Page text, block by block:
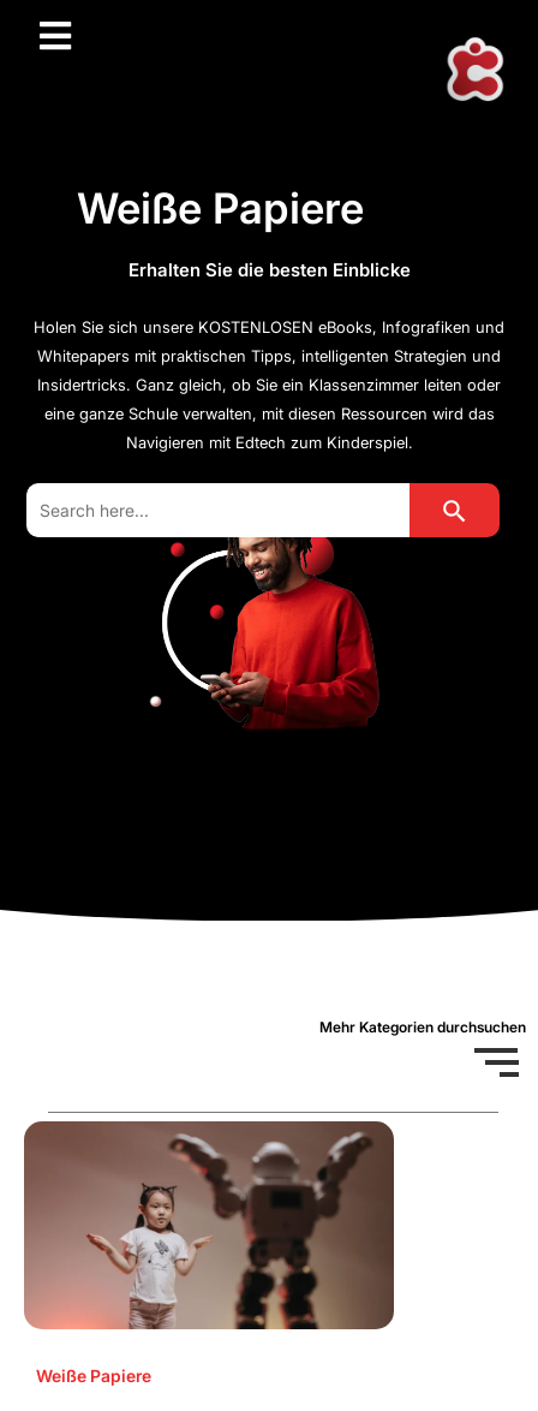
Weiße Papiere
Erhalten Sie die besten Einblicke
Holen Sie sich unsere KOSTENLOSEN eBooks, Infografiken und
Whitepapers mit praktischen Tipps, intelligenten Strategien und
Insidertricks. Ganz gleich, ob Sie ein Klassenzimmer leiten oder
eine ganze Schule verwalten, mit diesen Ressourcen wird das
Navigieren mit Edtech zum Kinderspiel.
Search
for:
Search Button
Mehr Kategorien durchsuchen
Weiße Papiere